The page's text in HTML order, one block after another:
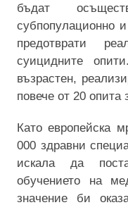
бъдат
субпопулационно
предотврати
суицидните
възрастен,
повече от 20 опита
Като европейска
000 здравни
искала да
обучението на
значение би